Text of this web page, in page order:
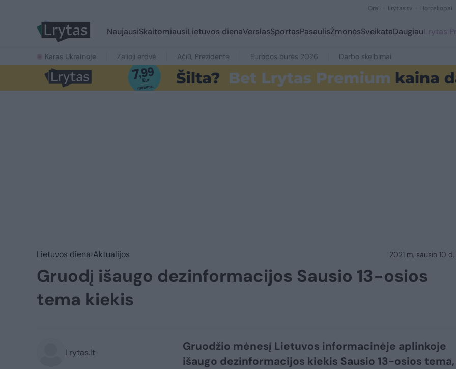
Orai Lrytas.tv Horoskopai
NaujausiSkaitomiausiLietuvos dienaVerslasSportasPasaulisŽmonėsSveikataDaugiauLrytas
Karas Ukrainoje Žalioji erdvė Ačiū, Prezidente Europos burės 2026 Darbo skelbimai
Lietuvos diena Aktualijos 2021 m. sausio 10
Gruodį išaugo dezinformacijos Sausio 13-osios
tema kiekis
Lrytas.lt
Gruodžio mėnesį Lietuvos informacinėje aplinkoje
išaugo dezinformacijos kiekis Sausio 13-osios tema,